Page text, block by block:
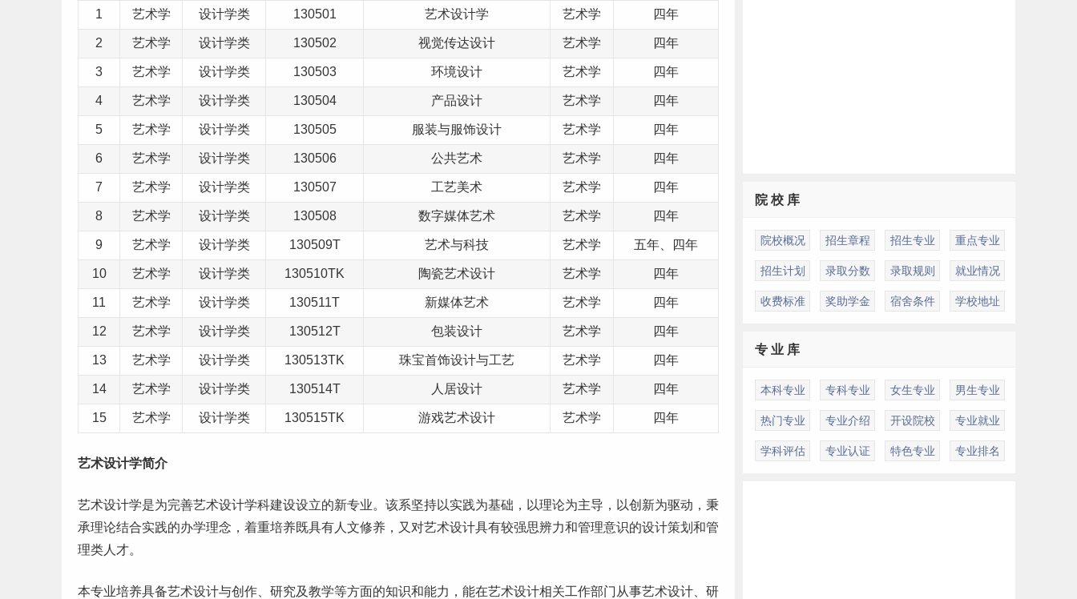
1 艺术学 设计学类 130501 艺术设计学 艺术学 四年
2 艺术学 设计学类 130502 视觉传达设计 艺术学 四年
3 艺术学 设计学类 130503 环境设计 艺术学 四年
4 艺术学 设计学类 130504 产品设计 艺术学 四年
5 艺术学 设计学类 130505 服装与服饰设计 艺术学 四年
6 艺术学 设计学类 130506 公共艺术 艺术学 四年
7 艺术学 设计学类 130507 工艺美术 艺术学 四年
8 艺术学 设计学类 130508 数字媒体艺术 艺术学 四年
9 艺术学 设计学类 130509T 艺术与科技 艺术学 五年、四年
10 艺术学 设计学类 130510TK 陶瓷艺术设计 艺术学 四年
11 艺术学 设计学类 130511T 新媒体艺术 艺术学 四年
12 艺术学 设计学类 130512T 包装设计 艺术学 四年
13 艺术学 设计学类 130513TK 珠宝首饰设计与工艺 艺术学 四年
14 艺术学 设计学类 130514T 人居设计 艺术学 四年
15 艺术学 设计学类 130515TK 游戏艺术设计 艺术学 四年
艺术设计学简介
艺术设计学是为完善艺术设计学科建设设立的新专业。该系坚持以实践为基础，以理论为主导，以创新为驱动，秉
承理论结合实践的办学理念，着重培养既具有人文修养，又对艺术设计具有较强思辨力和管理意识的设计策划和管
理类人才。
本专业培养具备艺术设计与创作、研究及教学等方面的知识和能力，能在艺术设计相关工作部门从事艺术设计、研
院 校 库
院校概况 招生章程 招生专业 重点专业
招生计划 录取分数 录取规则 就业情况
收费标准 奖助学金 宿舍条件 学校地址
专 业 库
本科专业 专科专业 女生专业 男生专业
热门专业 专业介绍 开设院校 专业就业
学科评估 专业认证 特色专业 专业排名